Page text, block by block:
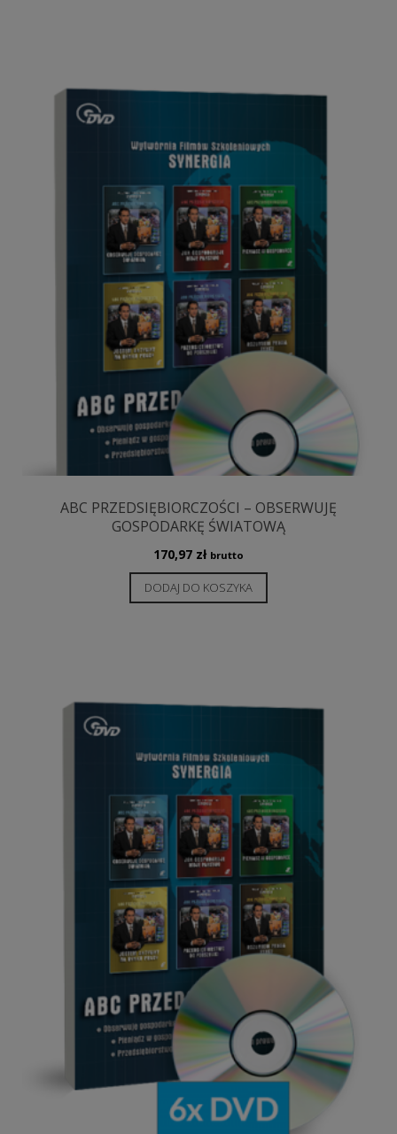
ABC PRZEDSIĘBIORCZOŚCI – OBSERWUJĘ
GOSPODARKĘ ŚWIATOWĄ
170,97 zł brutto
DODAJ DO KOSZYKA